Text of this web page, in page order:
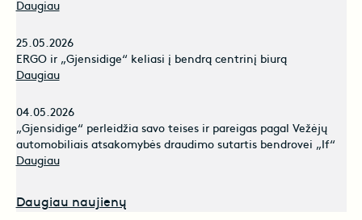
Daugiau
25.05.2026
ERGO ir „Gjensidige“ keliasi į bendrą centrinį biurą
Daugiau
04.05.2026
„Gjensidige“ perleidžia savo teises ir pareigas pagal Vežėjų
automobiliais atsakomybės draudimo sutartis bendrovei „If“
Daugiau
Daugiau naujienų